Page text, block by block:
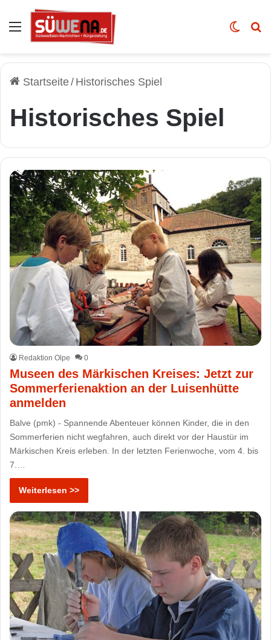
Auswahl Skin
Startseite/ Historisches Spiel
Historisches Spiel
Redaktion Olpe 0
Museen des Märkischen Kreises: Jetzt zur
Sommerferienaktion an der Luisenhütte
anmelden
Balve (pmk) - Spannende Abenteuer können Kinder, die in den
Sommerferien nicht wegfahren, auch direkt vor der Haustür im
Märkischen Kreis erleben. In der letzten Ferienwoche, vom 4. bis
7.…
Weiterlesen >>